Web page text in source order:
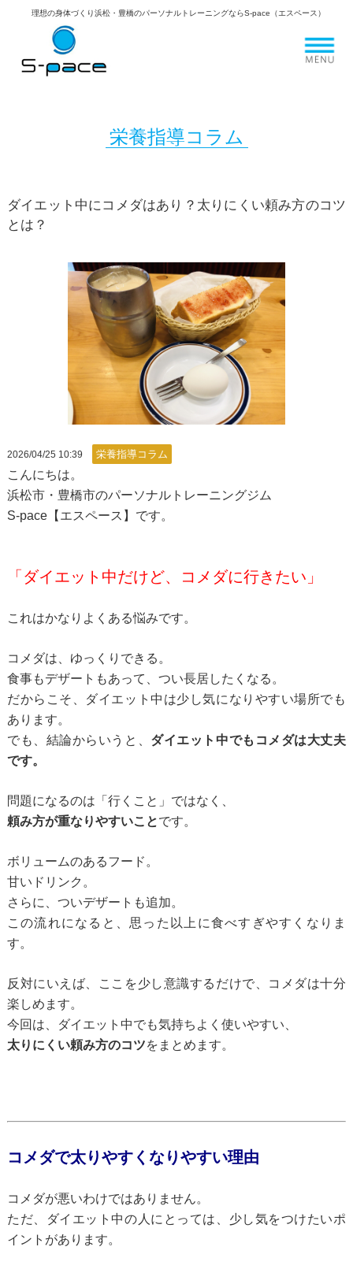
理想の身体づくり浜松・豊橋のパーソナルトレーニングならS-pace（エスペース）
栄養指導コラム
ダイエット中にコメダはあり？太りにくい頼み方のコツ
とは？
2026/04/25 10:39 栄養指導コラム
こんにちは。
浜松市・豊橋市のパーソナルトレーニングジム
S-pace【エスペース】です。
「ダイエット中だけど、コメダに行きたい」
これはかなりよくある悩みです。
コメダは、ゆっくりできる。
食事もデザートもあって、つい長居したくなる。
だからこそ、ダイエット中は少し気になりやすい場所でも
あります。
でも、結論からいうと、 ダイエット中でもコメダは大丈夫
です。
問題になるのは「行くこと」ではなく、
頼み方が重なりやすいことです。
ボリュームのあるフード。
甘いドリンク。
さらに、ついデザートも追加。
この流れになると、思った以上に食べすぎやすくなりま
す。
反対にいえば、ここを少し意識するだけで、コメダは十分
楽しめます。
今回は、ダイエット中でも気持ちよく使いやすい、
太りにくい頼み方のコツをまとめます。
コメダで太りやすくなりやすい理由
コメダが悪いわけではありません。
ただ、ダイエット中の人にとっては、少し気をつけたいポ
イントがあります。